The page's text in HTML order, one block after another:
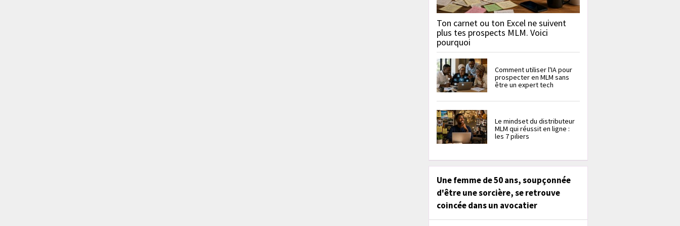
Ton carnet ou ton Excel ne suivent
plus tes prospects MLM. Voici
pourquoi
Comment utiliser l'IA pour
prospecter en MLM sans
être un expert tech
Le mindset du distributeur
MLM qui réussit en ligne :
les 7 piliers
Une femme de 50 ans, soupçonnée
d'être une sorcière, se retrouve
coincée dans un avocatier